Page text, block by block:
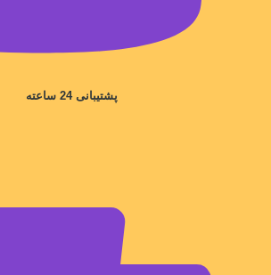
پشتیبانی 24 ساعته